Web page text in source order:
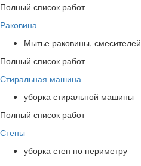
Полный список работ
Раковина
Мытье раковины, смесителей
Полный список работ
Стиральная машина
уборка стиральной машины
Полный список работ
Стены
уборка стен по периметру